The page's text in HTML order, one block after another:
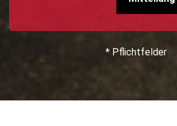
* Pflichtfelder